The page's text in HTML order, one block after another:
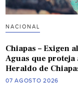
NACIONAL
Chiapas – Exigen
Aguas que proteja
Heraldo de
07 AGOSTO 2026